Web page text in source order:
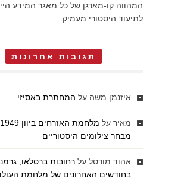
המהווה קו-מארגן של כל מאגר המידע
לתיעוד היסטורי מעמיק.
תגובות אחרונות
איזנמן משה על המחתרת באסיזי
מאיר על
מבחר צילומים היסטוריים
אהוד מורסל על רחובות ברסלאו,
בחודשים האחרונים של מלחמת